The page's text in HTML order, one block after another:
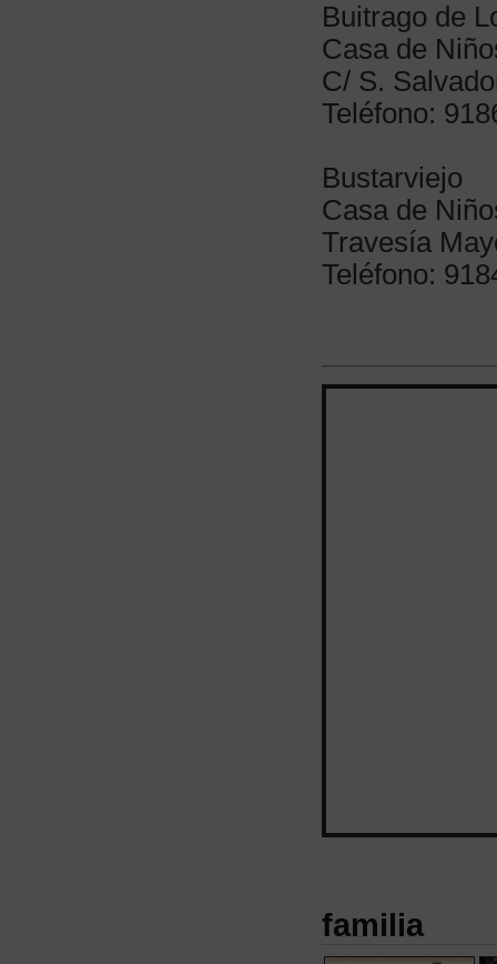
Buitrago de
Casa de
C/ S.
Teléfono:
Bustarviejo
Casa de
Travesía
Teléfono:
familia